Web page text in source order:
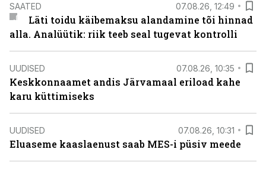
SAATED 07.08.26, 12:49
Läti toidu käibemaksu alandamine tõi hinnad
alla. Analüütik: riik teeb seal tugevat kontrolli
UUDISED 07.08.26, 10:35
Keskkonnaamet andis Järvamaal eriload kahe
karu küttimiseks
UUDISED 07.08.26, 10:31
Eluaseme kaaslaenust saab MES-i püsiv meede